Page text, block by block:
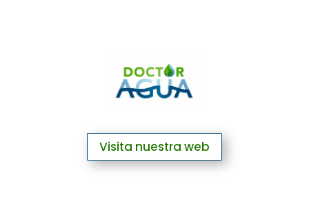
Visita nuestra web